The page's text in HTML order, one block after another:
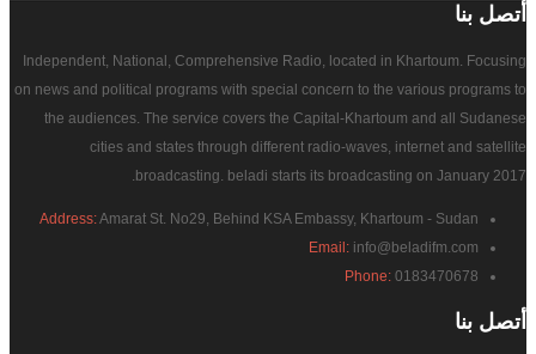
أتصل بنا
Independent, National, Comprehensive Radio, located in Khartoum. Focusing
on news and political programs with special concern to the various programs to
the audiences. The service covers the Capital-Khartoum and all Sudanese
cities and states through different radio-waves, internet and satellite
broadcasting. beladi starts its broadcasting on January 2017.
Address:Amarat St. No29, Behind KSA Embassy, Khartoum - Sudan
Email: info@beladifm.com
Phone: 0183470678
أتصل بنا